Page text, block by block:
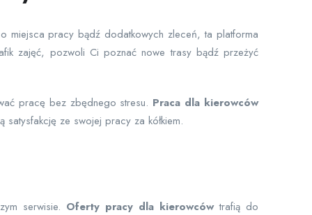
miejsca pracy bądź dodatkowych zleceń, ta platforma
zajęć, pozwoli Ci poznać nowe trasy bądź przeżyć
pracę bez zbędnego stresu. Praca dla kierowców
ze swojej pracy za kółkiem.
serwisie. Oferty pracy dla kierowcówtrafią do